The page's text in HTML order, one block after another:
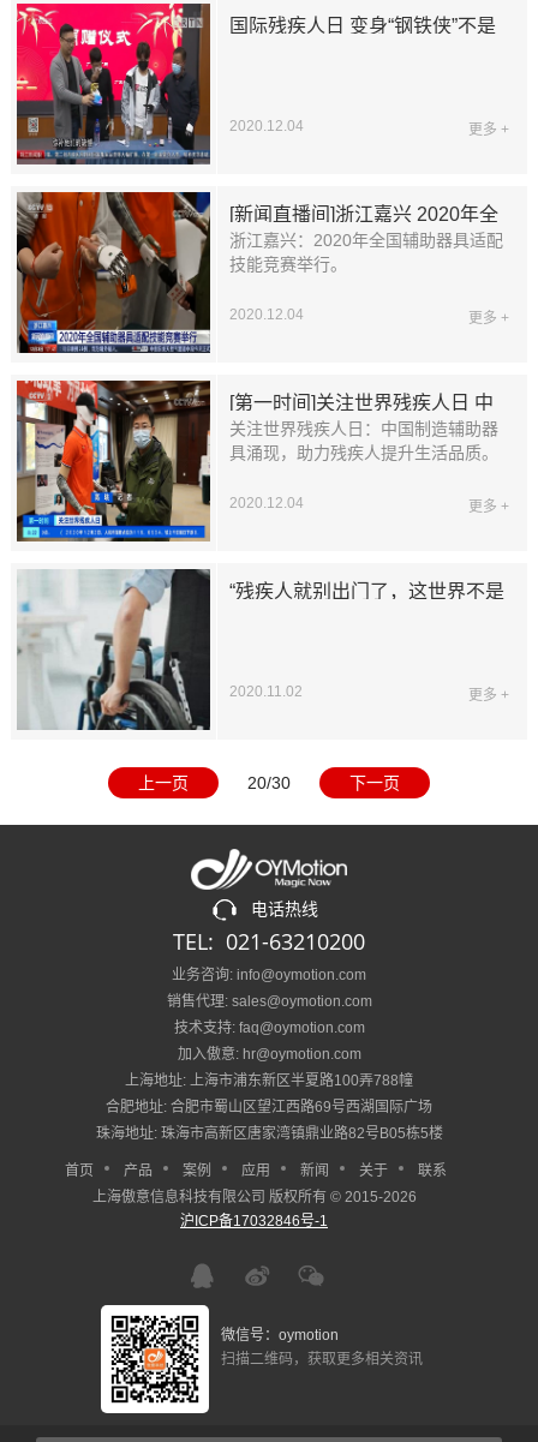
国际残疾人日 变身“钢铁侠”不是
2020.12.04 更多 +
[新闻直播间]浙江嘉兴 2020年全
国辅助器具适配技能竞赛举行
浙江嘉兴：2020年全国辅助器具适配
技能竞赛举行。
2020.12.04 更多 +
[第一时间]关注世界残疾人日 中
国制造辅助器具涌现 助力残疾人
提升生活品质
关注世界残疾人日：中国制造辅助器
具涌现，助力残疾人提升生活品质。
2020.12.04 更多 +
“残疾人就别出门了，这世界不是
2020.11.02 更多 +
上一页 20/30 下一页
电话热线
TEL: 021-63210200
业务咨询: info@oymotion.com
销售代理: sales@oymotion.com
技术支持: faq@oymotion.com
加入傲意: hr@oymotion.com
上海地址: 上海市浦东新区半夏路100弄788幢
合肥地址: 合肥市蜀山区望江西路69号西湖国际广场
珠海地址: 珠海市高新区唐家湾镇鼎业路82号B05栋5楼
首页 产品 案例 应用 新闻 关于
联系
上海傲意信息科技有限公司 版权所有 © 2015-2026
沪ICP备17032846号-1
微信号：oymotion
扫描二维码，获取更多相关资讯